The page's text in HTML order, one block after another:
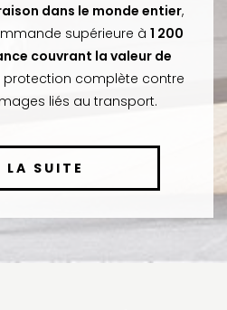
dans le monde entier,
supérieure à 1 200
couvrant la valeur de
protection complète contre
liés au transport.
LA SUITE